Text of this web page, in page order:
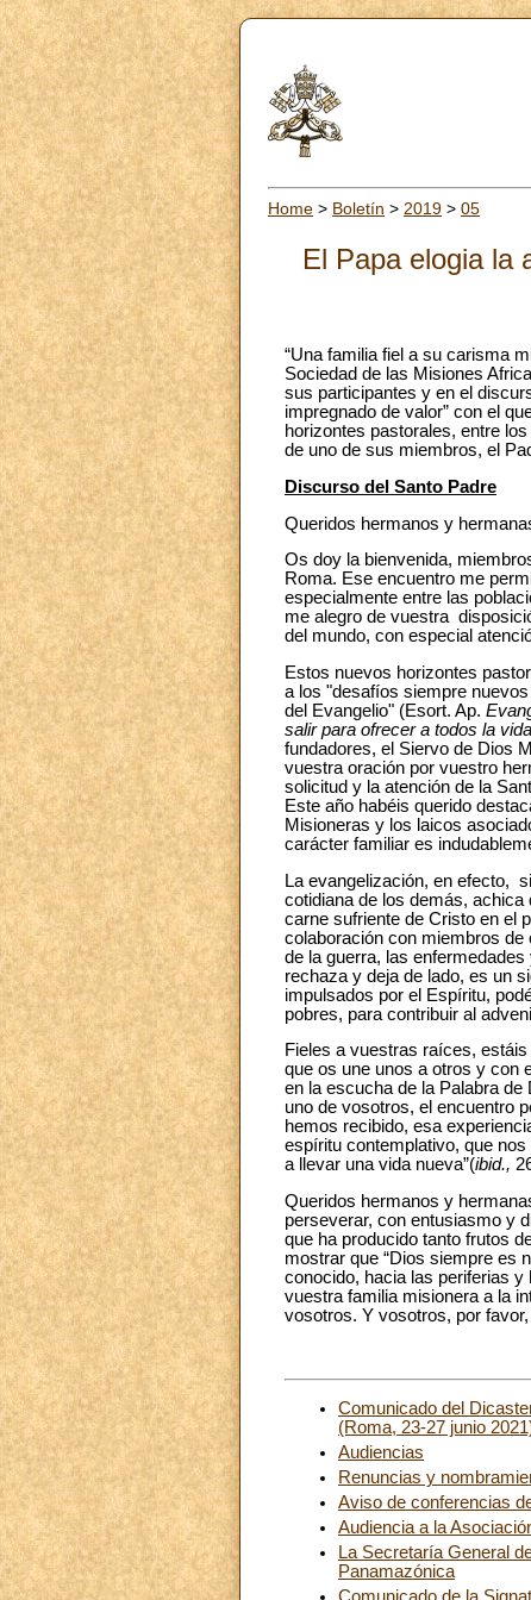
Home > Boletín > 2019 > 05
El Papa elogia la
“Una familia fiel a su carisma
Sociedad de las Misiones
sus participantes y en el
impregnado de valor” con el
horizontes pastorales, entre
de uno de sus miembros, el
Discurso del Santo Padre
Queridos hermanos y
Os doy la bienvenida,
Roma. Ese encuentro me
especialmente entre las
me alegro de vuestra
del mundo, con especial
Estos nuevos horizontes
a los "desafíos siempre
del Evangelio" (Esort. Ap.
salir para ofrecer a todos la
fundadores, el Siervo de Dios
vuestra oración por vuestro
solicitud y la atención de la
Este año habéis querido
Misioneras y los laicos
carácter familiar es
La evangelización, en efecto,
cotidiana de los demás,
carne sufriente de Cristo en el
colaboración con miembros
de la guerra, las
rechaza y deja de lado, es un
impulsados ​​por el Espíritu,
pobres, para contribuir al
Fieles a vuestras raíces,
que os une unos a otros y con
en la escucha de la Palabra
uno de vosotros, el encuentro
hemos recibido, esa
espíritu contemplativo, que
a llevar una vida nueva”(ibid.,
Queridos hermanos y
perseverar, con entusiasmo y
que ha producido tanto frutos
mostrar que “Dios siempre es
conocido, hacia las periferias y
vuestra familia misionera a la
vosotros. Y vosotros, por
Comunicado del
(Roma, 23-27 junio
Audiencias
Renuncias y
Aviso de conferencias
Audiencia a la
La Secretaría General
Panamazónica